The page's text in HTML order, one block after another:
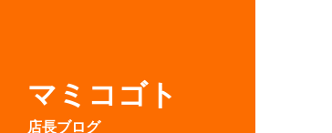
マミコゴト
店長ブログ